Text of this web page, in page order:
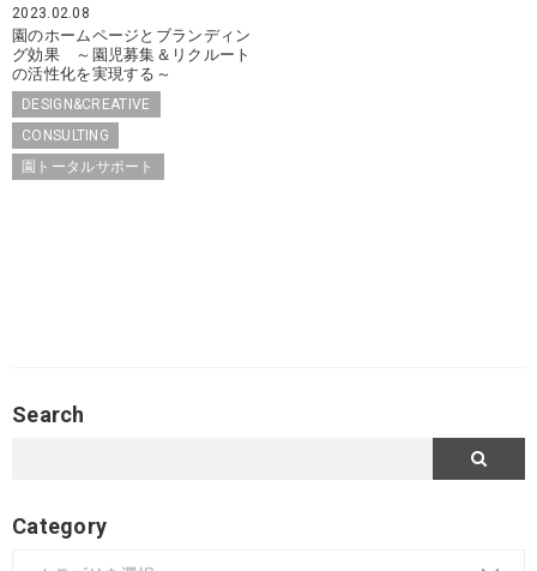
2023.02.08
園のホームページとブランディン
グ効果 ～園児募集＆リクルート
の活性化を実現する～
DESIGN&CREATIVE
CONSULTING
園トータルサポート
Search
Category